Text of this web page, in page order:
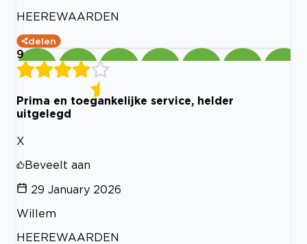
HEEREWAARDEN
delen
9
Prima en toegankelijke service, helder
uitgelegd
X
Beveelt aan
29 January 2026
Willem
HEEREWAARDEN